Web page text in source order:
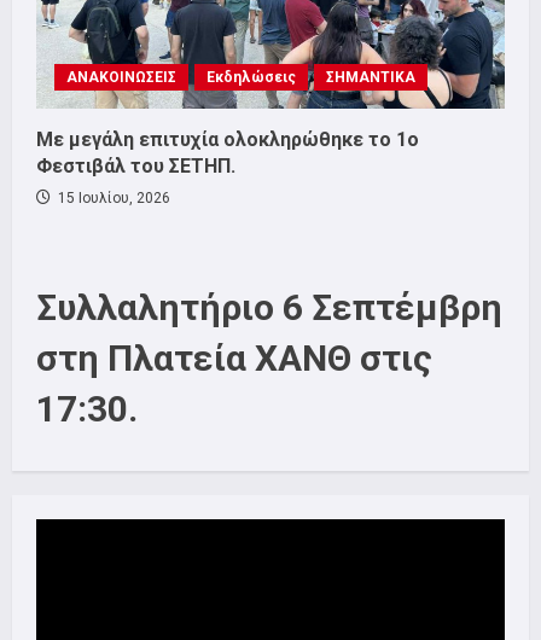
ΑΝΑΚΟΙΝΩΣΕΙΣ Εκδηλώσεις ΣΗΜΑΝΤΙΚΑ
Με μεγάλη επιτυχία ολοκληρώθηκε το 1ο
Φεστιβάλ του ΣΕΤΗΠ.
15 Ιουλίου, 2026
Συλλαλητήριο 6 Σεπτέμβρη
στη Πλατεία ΧΑΝΘ στις
17:30.